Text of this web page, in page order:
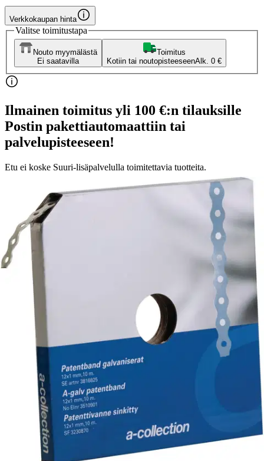
Verkkokaupan hinta
Valitse toimitustapa
Nouto myymälästä
Ei saatavilla
Toimitus
Kotiin tai noutopisteeseenAlk. 0 €
Ilmainen toimitus yli 100 €:n tilauksille
Postin pakettiautomaattiin tai
palvelupisteeseen!
Etu ei koske Suuri‑lisäpalvelulla toimitettavia tuotteita.
Tarkista myymäläsaatavuus
Tuotekuvaus
Sinkityn patenttivanteen pituus on 25 metriä. Toimitetaan kätevässä
pahvipakkauksessa.
Ominaisuudet
Oletko tyytyväinen tuotetietoihin?